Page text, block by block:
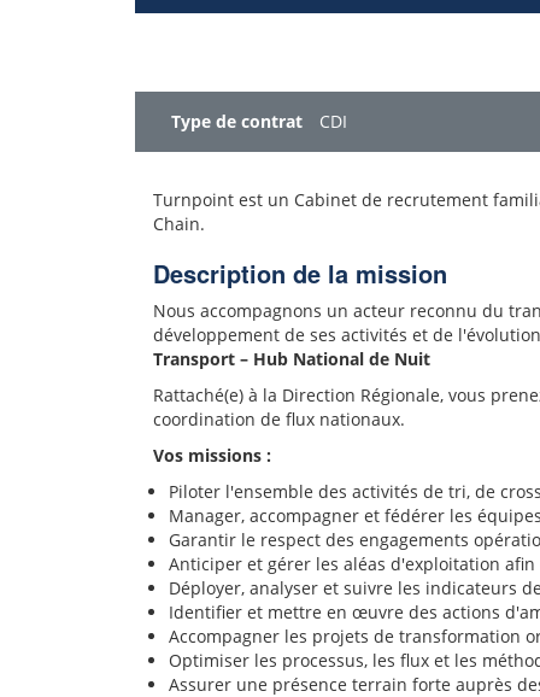
Type de contrat CDI
Turnpoint est un Cabinet de recrutement
Chain.
Description de la mission
Nous accompagnons un acteur reconnu du
développement de ses activités et de
Transport – Hub National de Nuit
Rattaché(e) à la Direction Régionale, vous
coordination de flux nationaux.
Vos missions :
Piloter l'ensemble des activités de tri, de
Manager, accompagner et fédérer les
Garantir le respect des engagements
Anticiper et gérer les aléas d'exploitation
Déployer, analyser et suivre les indicateurs
Identifier et mettre en œuvre des actions
Accompagner les projets de transformation
Optimiser les processus, les flux et les
Assurer une présence terrain forte auprès